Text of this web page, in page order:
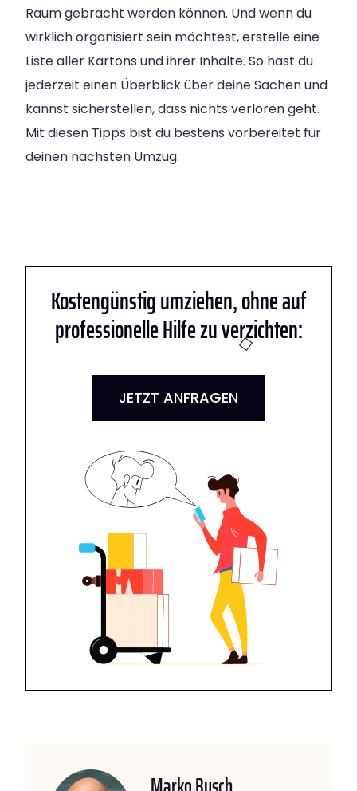
Raum gebracht werden können. Und wenn du
wirklich organisiert sein möchtest, erstelle eine
Liste aller Kartons und ihrer Inhalte. So hast du
jederzeit einen Überblick über deine Sachen und
kannst sicherstellen, dass nichts verloren geht.
Mit diesen Tipps bist du bestens vorbereitet für
deinen nächsten Umzug.
Kostengünstig umziehen, ohne auf
professionelle Hilfe zu verzichten:
JETZT ANFRAGEN